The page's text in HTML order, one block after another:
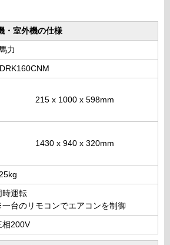
・室外機の仕様
力
215 x 1000 x 598mm
1430 x 940 x 320mm
時運転
台のリモコンでエアコンを制御
相200V